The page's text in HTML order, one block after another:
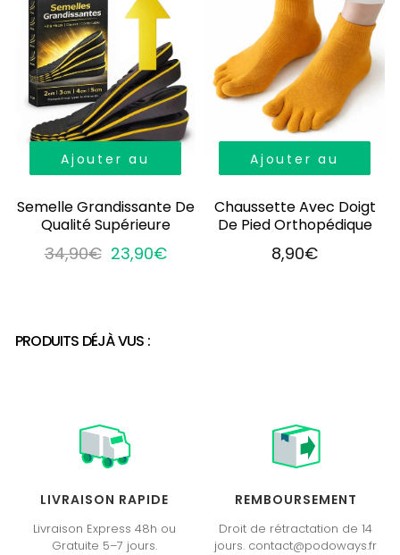
Ajouter au
Semelle Grandissante De
Qualité Supérieure
34,90€ 23,90€
Ajouter au
Chaussette Avec Doigt
De Pied Orthopédique
8,90€
PRODUITS DÉJÀ VUS :
LIVRAISON RAPIDE
Livraison Express 48h ou
Gratuite 5–7 jours.
REMBOURSEMENT
Droit de rétractation de 14
jours. contact@podoways.fr